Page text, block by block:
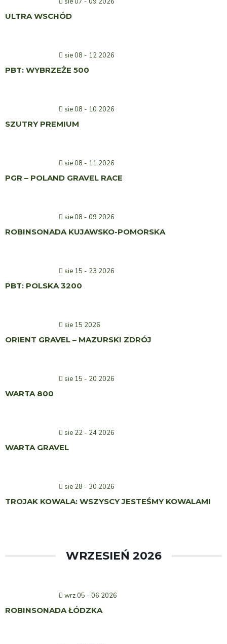
ULTRA WSCHÓD
sie 08 - 12 2026
PBT: WYBRZEŻE 500
sie 08 - 10 2026
SZUTRY PREMIUM
sie 08 - 11 2026
PGR – POLAND GRAVEL RACE
sie 08 - 09 2026
ROBINSONADA KUJAWSKO-POMORSKA
sie 15 - 23 2026
PBT: POLSKA 3200
sie 15 2026
ORIENT GRAVEL – MAZURSKI ZDRÓJ
sie 15 - 20 2026
WARTA 800
sie 22 - 24 2026
WARTA GRAVEL
sie 28 - 30 2026
TROJAK KOWALA: WSZYSCY JESTEŚMY KOWALAMI
WRZESIEŃ 2026
wrz 05 - 06 2026
ROBINSONADA ŁÓDZKA